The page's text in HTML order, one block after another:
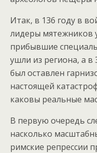
Итак, в 136 году в
лидеры мятежников
прибывшие
ушли из региона, а в
был оставлен
настоящей
каковы реальные
В первую очередь
насколько
римские репрессии